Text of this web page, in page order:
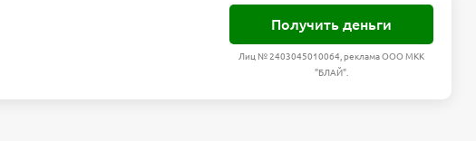
Получить деньги
Лиц № 2403045010064, реклама ООО МКК
"БЛАЙ".